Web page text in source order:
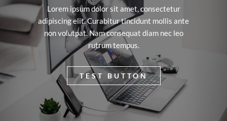
Lorem ipsum dolor sit amet, consectetur
adipiscing elit. Curabitur tincidunt mollis ante
non volutpat. Nam consequat diam nec leo
rutrum tempus.
TEST BUTTON